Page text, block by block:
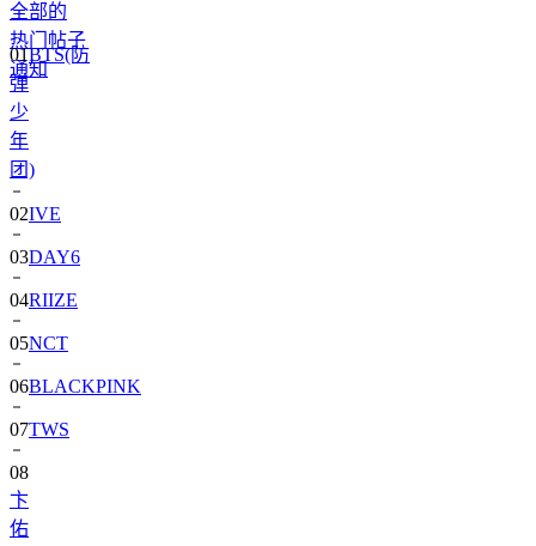
全部的
热门帖子
通知
01BTS(防
弹
少
年
团)
02IVE
03DAY6
04RIIZE
05NCT
06BLACKPINK
07TWS
08
卞
佑